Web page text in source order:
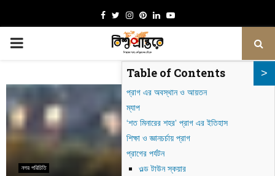
Facebook
TwitterInstagram
Pinterest
LinkedinYoutube
PRIMARY
নগর পরিচিতি
Table of Contents
প্রাগ এর অবস্থান ও আয়তন
ম্যাপ
‘শত মিনারের শহর’ প্রাগ এর ইতিহাস
শিক্ষা ও জ্ঞানচর্চায় প্রাগ
প্রাগের পর্যটন
ওল্ড টাউন স্কয়ার